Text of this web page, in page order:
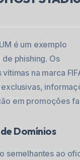
é um exemplo
phishing. Os
na marca
em promoções
Domínios
semelhantes ao